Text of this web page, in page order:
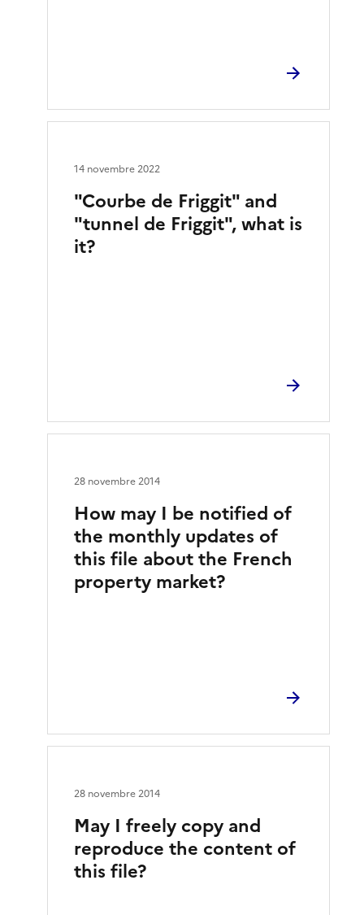
"Courbe de Friggit" and
"tunnel de Friggit", what is
it?
14 novembre 2022
How may I be notified of
the monthly updates of
this file about the French
property market?
28 novembre 2014
May I freely copy and
reproduce the content of
this file?
28 novembre 2014